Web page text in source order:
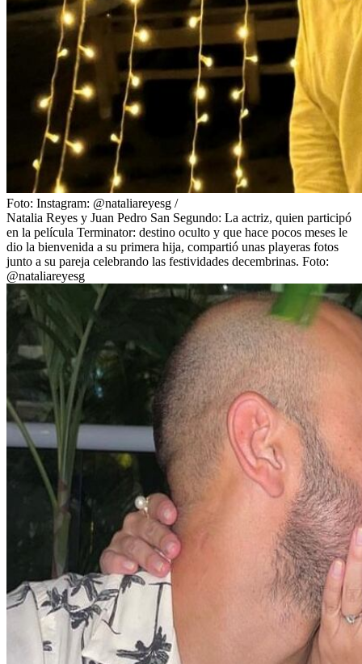
Foto: Instagram: @nataliareyesg /
Natalia Reyes y Juan Pedro San Segundo: La actriz, quien participó
en la película Terminator: destino oculto y que hace pocos meses le
dio la bienvenida a su primera hija, compartió unas playeras fotos
junto a su pareja celebrando las festividades decembrinas. Foto:
@nataliareyesg